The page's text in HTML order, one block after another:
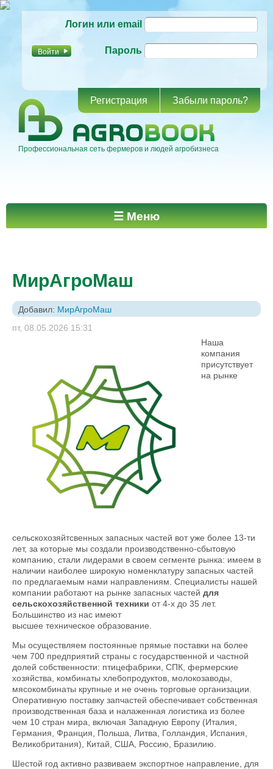
основному
Логин или email
Пароль
Регистрация Забыли пароль?
Профессиональная сеть фермеров и людей агробизнеса
Главное меню ☰ Меню
МирАгроМаш
Добавил: МирАгроМаш
пт, 08.05.2026 15:31
Наша
компания
присутствует
на рынке
сельскохозяйтсвенных запасных частей вот уже более 13-ти
лет, за которые мы создали производственно-сбытовую
компанию, стали лидерами в своем сегменте рынка: имеем в
наличии наиболее широкую номенклатуру запасных частей
по предлагаемым нами направлениям. Специалисты нашей
компании работают на рынке запасных частей для
сельскохозяйственной техники от 4-х до 35 лет.
Большинство из нас имеют
высшее техническое образование.
Мы осуществляем постоянные прямые поставки на более
чем 700 предприятий страны с государственной и частной
долей собственности: птицефабрики, СПК, фермерские
хозяйства, комбинаты хлебопродуктов, молокозаводы,
мясокомбинаты крупные и не очень торговые организации.
Оперативную поставку запчастей обеспечивает собственная
производственная база и налаженная логистика из более
чем 10 стран мира, включая Западную Европу (Италия,
Германия, Франция, Польша, Литва, Голландия, Испания,
Великобритания), Китай, США, Россию, Бразилию.
Шестой год активно развиваем экспортное направление, для